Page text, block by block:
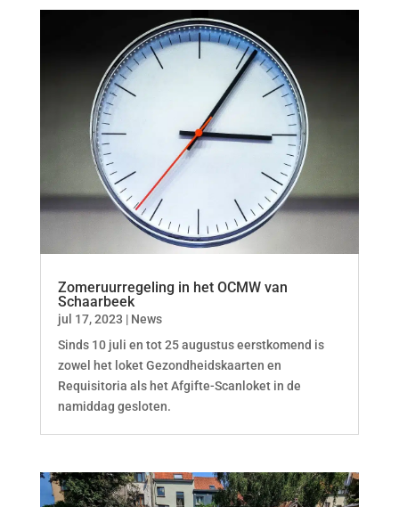
Zomeruurregeling in het OCMW van
Schaarbeek
jul 17, 2023 | News
Sinds 10 juli en tot 25 augustus eerstkomend is
zowel het loket Gezondheidskaarten en
Requisitoria als het Afgifte-Scanloket in de
namiddag gesloten.